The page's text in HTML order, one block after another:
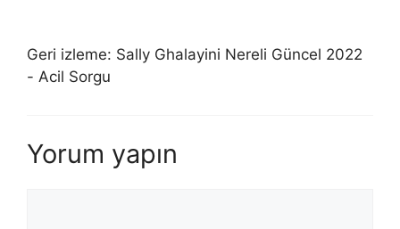
Geri izleme: Sally Ghalayini Nereli Güncel 2022
- Acil Sorgu
Yorum yapın